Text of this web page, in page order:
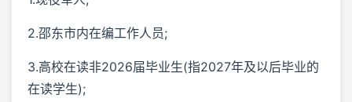
2.邵东市内在编工作人员;
3.高校在读非2026届毕业生(指2027年及以后毕业的
在读学生);